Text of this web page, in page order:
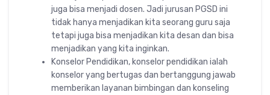
juga bisa menjadi dosen. Jadi jurusan PGSD ini
tidak hanya menjadikan kita seorang guru saja
tetapi juga bisa menjadikan kita desan dan bisa
menjadikan yang kita inginkan.
Konselor Pendidikan, konselor pendidikan ialah
konselor yang bertugas dan bertanggung jawab
memberikan layanan bimbingan dan konseling